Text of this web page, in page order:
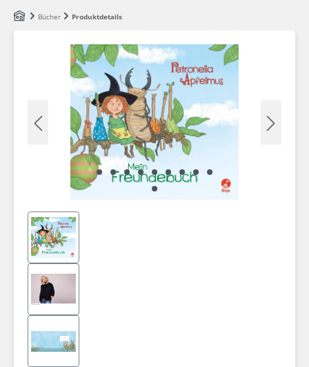
Zum Hauptinhalt springen
Bücher Produktdetails